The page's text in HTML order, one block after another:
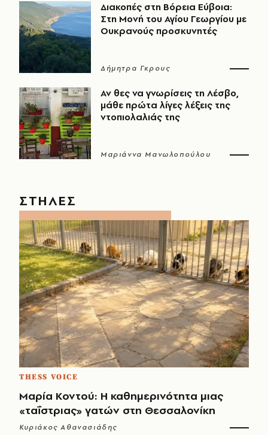
Διακοπές στη Βόρεια Εύβοια:
Στη Μονή του Αγίου Γεωργίου με
Ουκρανούς προσκυνητές
Δήμητρα Γκρους
Αν θες να γνωρίσεις τη Λέσβο,
μάθε πρώτα λίγες λέξεις της
ντοπιολαλιάς της
Μαριάννα Μανωλοπούλου
ΣΤΗΛΕΣ
THESS VOICE
Μαρία Κοντού: Η καθημερινότητα μιας
«ταΐστριας» γατών στη Θεσσαλονίκη
Κυριάκος Αθανασιάδης